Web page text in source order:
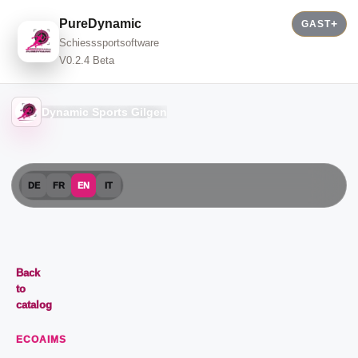
PureDynamic
Schiesssportsoftware
V0.2.4 Beta
GAST
Dynamic Sports Gilgen
DE FR EN IT
Back
to
catalog
ECOAIMS